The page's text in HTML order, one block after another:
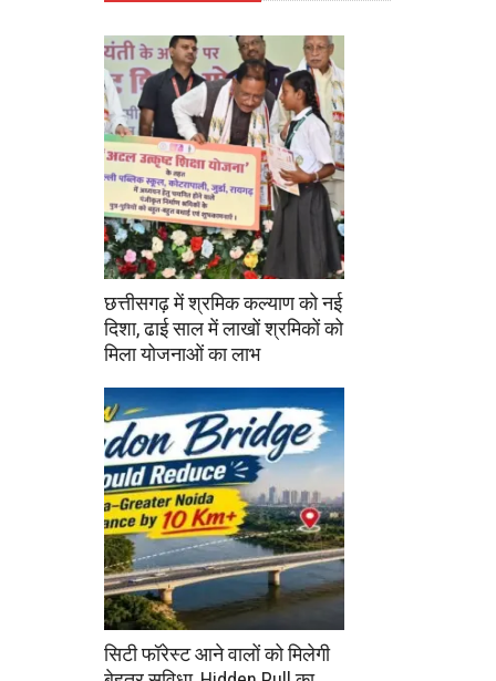
छत्तीसगढ़ में श्रमिक कल्याण को नई
दिशा, ढाई साल में लाखों श्रमिकों को
मिला योजनाओं का लाभ
सिटी फॉरेस्ट आने वालों को मिलेगी